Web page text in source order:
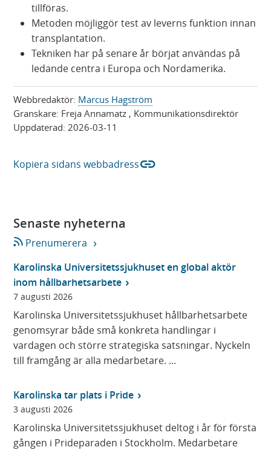
tillföras.
Metoden möjliggör test av leverns funktion innan
transplantation.
Tekniken har på senare år börjat användas på
ledande centra i Europa och Nordamerika.
Webbredaktör: Marcus Hagström
Granskare: Freja Annamatz , Kommunikationsdirektör
Uppdaterad: 2026-03-11
Kopiera sidans webbadresslink
Senaste nyheterna
Prenumerera
Karolinska Universitetssjukhuset en global aktör
inom hållbarhetsarbete
7 augusti 2026
Karolinska Universitetssjukhuset hållbarhetsarbete
genomsyrar både små konkreta handlingar i
vardagen och större strategiska satsningar. Nyckeln
till framgång är alla medarbetare. ...
Karolinska tar plats i Pride
3 augusti 2026
Karolinska Universitetssjukhuset deltog i år för första
gången i Prideparaden i Stockholm. Medarbetare